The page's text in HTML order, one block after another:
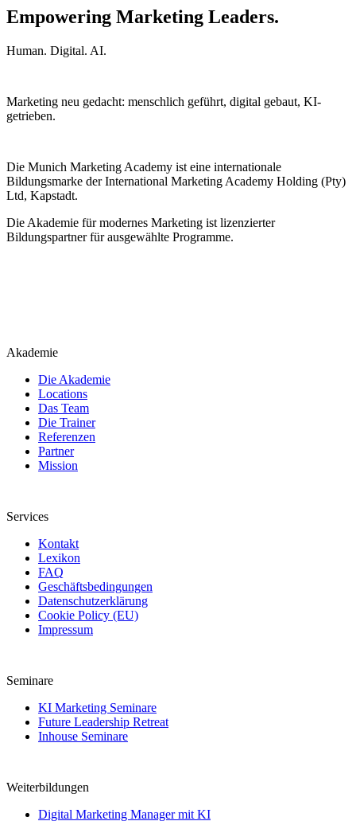
Empowering Marketing Leaders.
Human. Digital. AI.
Marketing neu gedacht: menschlich geführt, digital gebaut, KI-
getrieben.
Die Munich Marketing Academy ist eine internationale
Bildungsmarke der International Marketing Academy Holding (Pty)
Ltd, Kapstadt.
Die Akademie für modernes Marketing ist lizenzierter
Bildungspartner für ausgewählte Programme.
Akademie
Die Akademie
Locations
Das Team
Die Trainer
Referenzen
Partner
Mission
Services
Kontakt
Lexikon
FAQ
Geschäftsbedingungen
Datenschutzerklärung
Cookie Policy (EU)
Impressum
Seminare
KI Marketing Seminare
Future Leadership Retreat
Inhouse Seminare
Weiterbildungen
Digital Marketing Manager mit KI